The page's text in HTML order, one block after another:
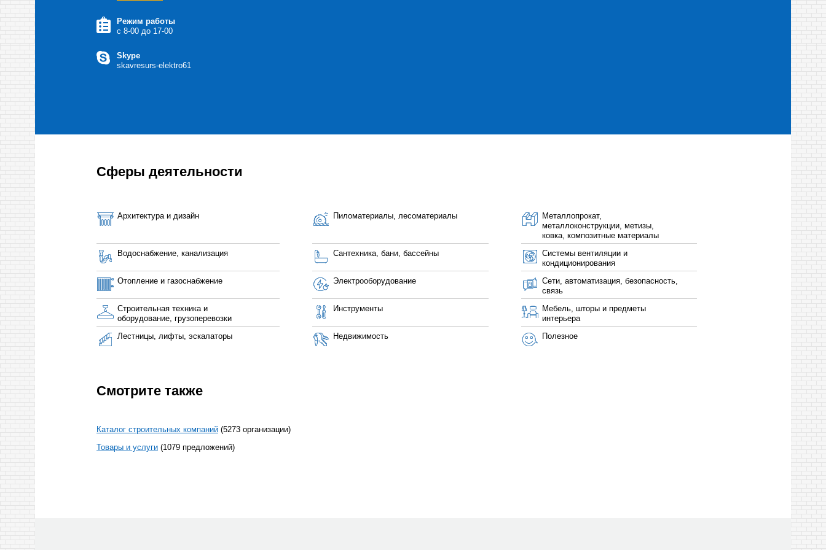
Режим работы
с 8-00 до 17-00
Skype
skavresurs-elektro61
Сферы деятельности
Архитектура и дизайн Пиломатериалы, лесоматериалы
Металлопрокат,
металлоконструкции, метизы,
ковка, композитные материалы
Водоснабжение, канализация
Сантехника, бани, бассейны
Системы вентиляции и
кондиционирования
Отопление и газоснабжение
Электрооборудование
Сети, автоматизация, безопасность,
связь
Строительная техника и
оборудование, грузоперевозки
Инструменты
Мебель, шторы и предметы
интерьера
Лестницы, лифты, эскалаторы
Недвижимость Полезное
Смотрите также
Каталог строительных компаний (5273 организации)
Товары и услуги (1079 предложений)